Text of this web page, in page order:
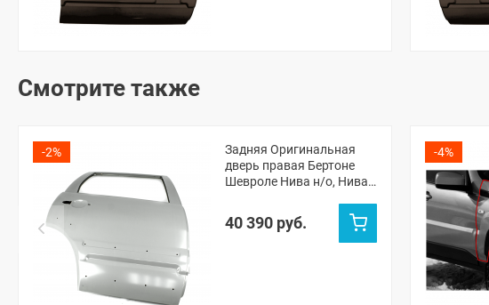
Смотрите также
-2%
Задняя Оригинальная
дверь правая Бертоне
Шевроле Нива н/о, Нива
40 390 руб.
-4%